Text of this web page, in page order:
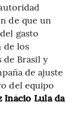
de que un
gasto
de los
de Brasil y
de ajuste
del equipo
Inácio Lula da